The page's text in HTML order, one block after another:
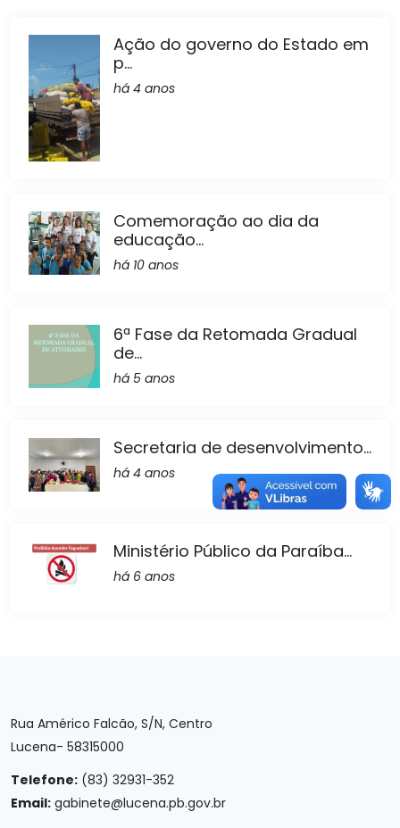
Ação do governo do Estado em
p...
há 4 anos
Comemoração ao dia da
educação...
há 10 anos
6ª Fase da Retomada Gradual
de...
há 5 anos
Secretaria de desenvolvimento...
há 4 anos
Ministério Público da Paraíba...
há 6 anos
Rua Américo Falcão, S/N, Centro
Lucena- 58315000
Telefone: (83) 32931-352
Email: gabinete@lucena.pb.gov.br